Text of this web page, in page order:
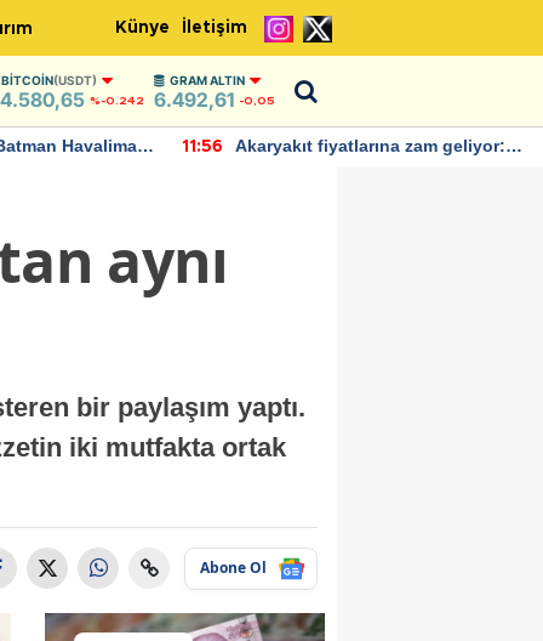
Künye İletişim
BITCOIN(USDT)
%-0.242
GRAM ALTIN
6.492,61 -0,05
Havalimanı
11:56
Akaryakıt fiyatlarına zam geliyor:
aynı
bir paylaşım yaptı.
iki mutfakta ortak
Abone Ol